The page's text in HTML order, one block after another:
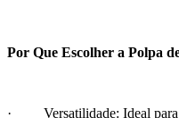
Por Que Escolher a Polpa
· Versatilidade: Ideal para